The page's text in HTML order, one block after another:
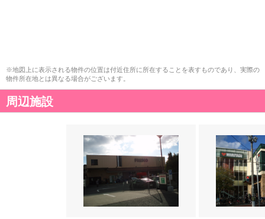
※地図上に表示される物件の位置は付近住所に所在することを表すものであり、実際の
物件所在地とは異なる場合がございます。
周辺施設